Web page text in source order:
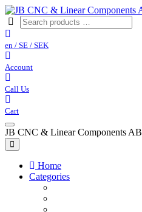
en / SE / SEK
Account
Call Us
Cart
JB CNC & Linear Components AB
Home
Categories